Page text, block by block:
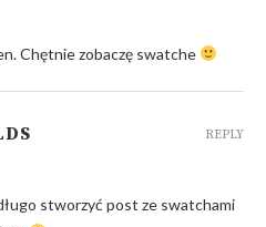
Chętnie zobaczę swatche
stworzyć post ze swatchami
REPLY